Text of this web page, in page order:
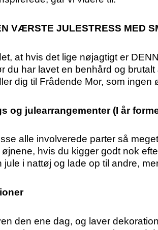
VÆRSTE JULESTRESS MED
at hvis det lige nøjagtigt er
du har lavet en benhård og
dig til Frådende Mor, som
og julearrangementer (I år
alle involverede parter så
hvis du kigger godt nok
jule i nattøj og lade op til andre,
den ene dag, og laver